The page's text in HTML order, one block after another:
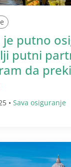
je putno
putni
da
• Sava osiguranje